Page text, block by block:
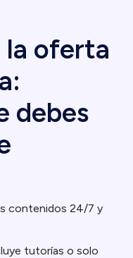
la oferta
debes
contenidos 24/7 y
tutorías o solo